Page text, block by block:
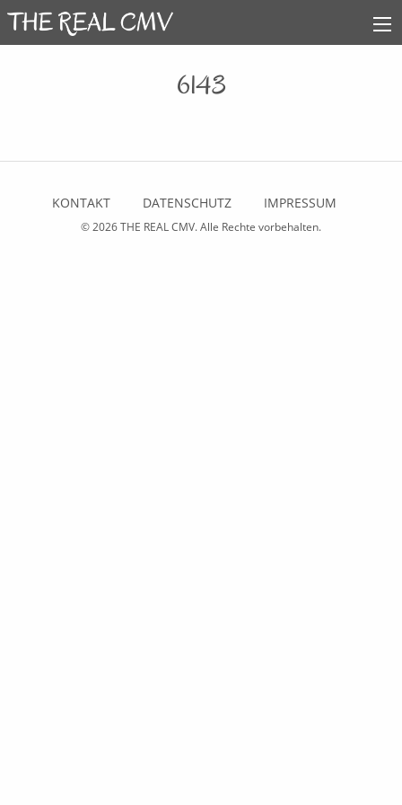
6143
KONTAKT DATENSCHUTZ IMPRESSUM
© 2026THE REAL CMV. Alle Rechte vorbehalten.